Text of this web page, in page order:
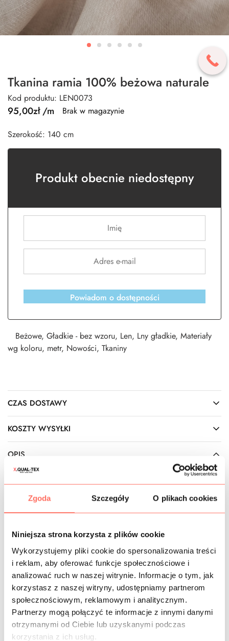
Zgoda Szczegóły O plikach cookies
Niniejsza strona korzysta z plików cookie
Wykorzystujemy pliki cookie do spersonalizowania treści
i reklam, aby oferować funkcje społecznościowe i
analizować ruch w naszej witrynie. Informacje o tym, jak
korzystasz z naszej witryny, udostępniamy partnerom
społecznościowym, reklamowym i analitycznym.
Partnerzy mogą połączyć te informacje z innymi danymi
otrzymanymi od Ciebie lub uzyskanymi podczas
korzystania z ich usług.
Tkanina ramia 100% beżowa naturale
Kod produktu: LEN0073
95,00zł/m
Brak w magazynie
Szerokość: 140 cm
Produkt obecnie niedostępny
Powiadom o dostępności
Beżowe, Gładkie - bez wzoru, Len, Lny gładkie, Materiały
wg koloru, metr, Nowości, Tkaniny
CZAS DOSTAWY
KOSZTY WYSYŁKI
OPIS
100%. Kolor beżowy
pokrzywa chińska (szczmiel biały). Jestprzewiewna,
przyjazna dla skóry,przyjemnie chłodzi, dlatego też często
naturale, z charakterystycznym dla materiałów ramia
Pod względem splotu przypomina len. Traktowana jest
jakotkanina ekologiczna.
Cechy: to materiałramia bez domieszek, nie rozciąga się,
dlatego też odzież powinna być nieco luźniejsza. Pomimo
niskiej gramatury, jest bardzo wytrzymała zarówno w stanie
suchym, jak i mokrym, nie kurczy się w praniu, szybko
wysycha. Jest cienka i prześwitująca, co w wielu
przypadkach wymaga zastosowania podszewki, podwójnej